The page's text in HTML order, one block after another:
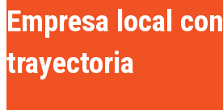
Empresa local con
trayectoria